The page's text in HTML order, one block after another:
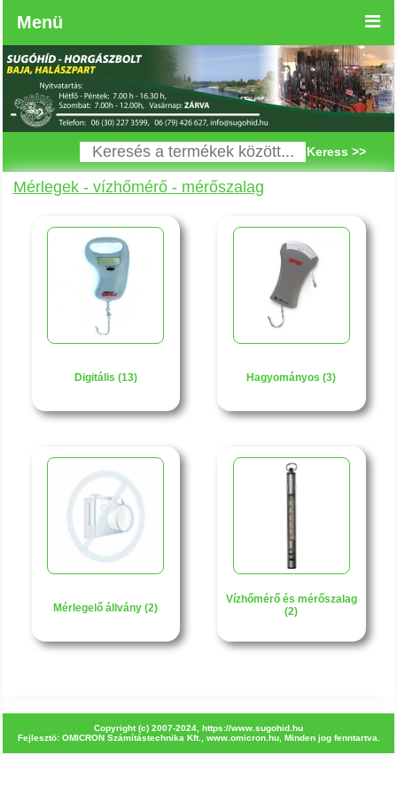
Menü
Keress >>
Mérlegek - vízhőmérő - mérőszalag
Digitális (13) Hagyományos (3)
Mérlegelő állvány (2)
Vízhőmérő és mérőszalag
(2)
Copyright (c) 2007-2024, https://www.sugohid.hu
Fejlesztö: OMICRON Számítástechnika Kft., www.omicron.hu, Minden jog fenntartva.